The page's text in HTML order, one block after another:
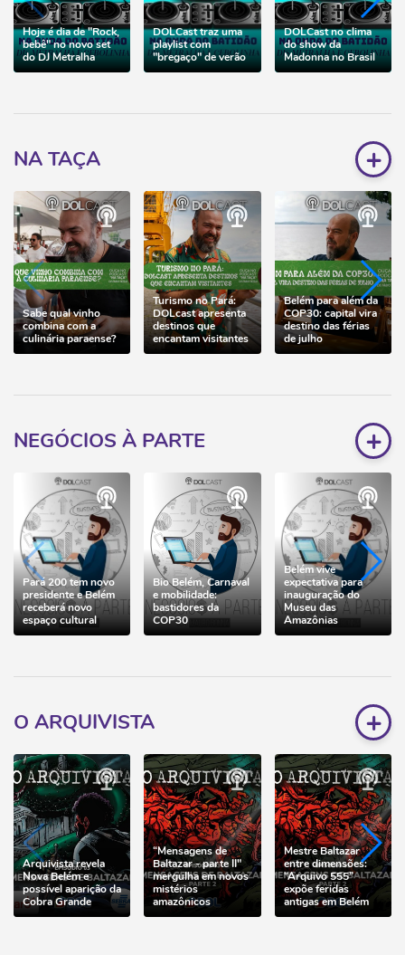
Hoje é dia de "Rock,
bebê" no novo set
do DJ Metralha
DOLCast traz uma
playlist com
"bregaço" de verão
DOLCast no clima
do show da
Madonna no Brasil
NA TAÇA +
Sabe qual vinho
combina com a
culinária paraense?
Turismo no Pará:
DOLcast apresenta
destinos que
encantam visitantes
Belém para além da
COP30: capital vira
destino das férias
de julho
NEGÓCIOS À PARTE +
Pará 200 tem novo
presidente e Belém
receberá novo
espaço cultural
Bio Belém, Carnaval
e mobilidade:
bastidores da
COP30
Belém vive
expectativa para
inauguração do
Museu das
Amazônias
O ARQUIVISTA +
Arquivista revela
Nova Belém e
possível aparição da
Cobra Grande
“Mensagens de
Baltazar - parte II"
mergulha em novos
mistérios
amazônicos
Mestre Baltazar
entre dimensões:
“Arquivo 555”
expõe feridas
antigas em Belém